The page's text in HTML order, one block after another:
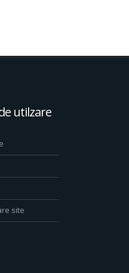
utilzare
site